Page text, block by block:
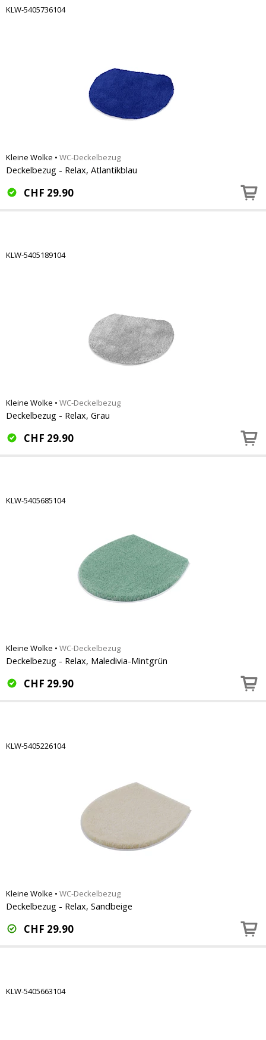
KLW-5405736104
Kleine Wolke • WC-Deckelbezug
Deckelbezug - Relax, Atlantikblau
CHF 29.90
KLW-5405189104
Kleine Wolke • WC-Deckelbezug
Deckelbezug - Relax, Grau
CHF 29.90
KLW-5405685104
Kleine Wolke • WC-Deckelbezug
Deckelbezug - Relax, Maledivia-Mintgrün
CHF 29.90
KLW-5405226104
Kleine Wolke • WC-Deckelbezug
Deckelbezug - Relax, Sandbeige
CHF 29.90
KLW-5405663104